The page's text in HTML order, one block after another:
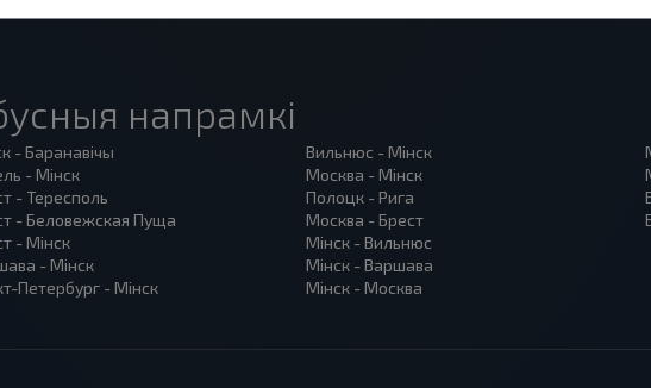
напрамкі
- Баранавiчы
- Мінск
- Тересполь
- Беловежская Пуща
- Мінск
- Мінск
Петербург - Мінск
Вильнюс - Мінск
Москва - Мінск
Полоцк - Рига
Москва - Брест
Мінск - Вильнюс
Мінск - Варшава
Мінск - Москва